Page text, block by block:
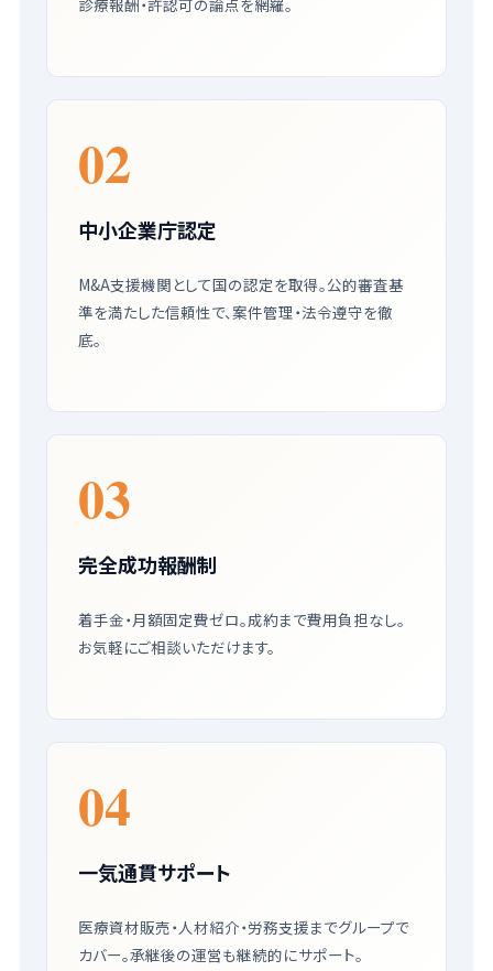
診療報酬・許認可の論点を網羅。
02
中小企業庁認定
M&A支援機関として国の認定を取得。公的審査基
準を満たした信頼性で、案件管理・法令遵守を徹
底。
03
完全成功報酬制
着手金・月額固定費ゼロ。成約まで費用負担なし。
お気軽にご相談いただけます。
04
一気通貫サポート
医療資材販売・人材紹介・労務支援までグループで
カバー。承継後の運営も継続的にサポート。